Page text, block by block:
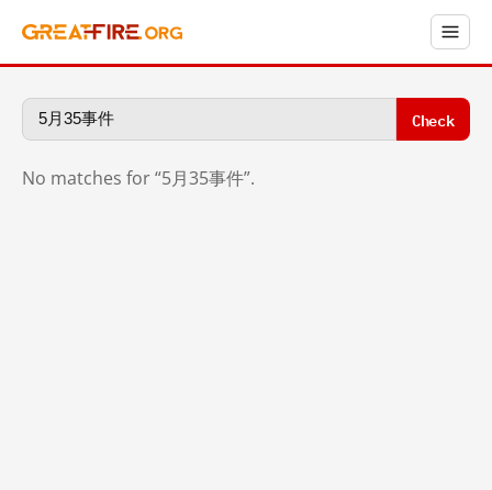
Check
No matches for “5月35事件”.